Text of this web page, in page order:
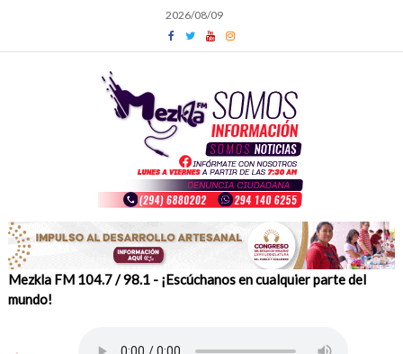
content
2026/08/09
Mezkla FM 104.7 / 98.1 - ¡Escúchanos en cualquier parte del
mundo!